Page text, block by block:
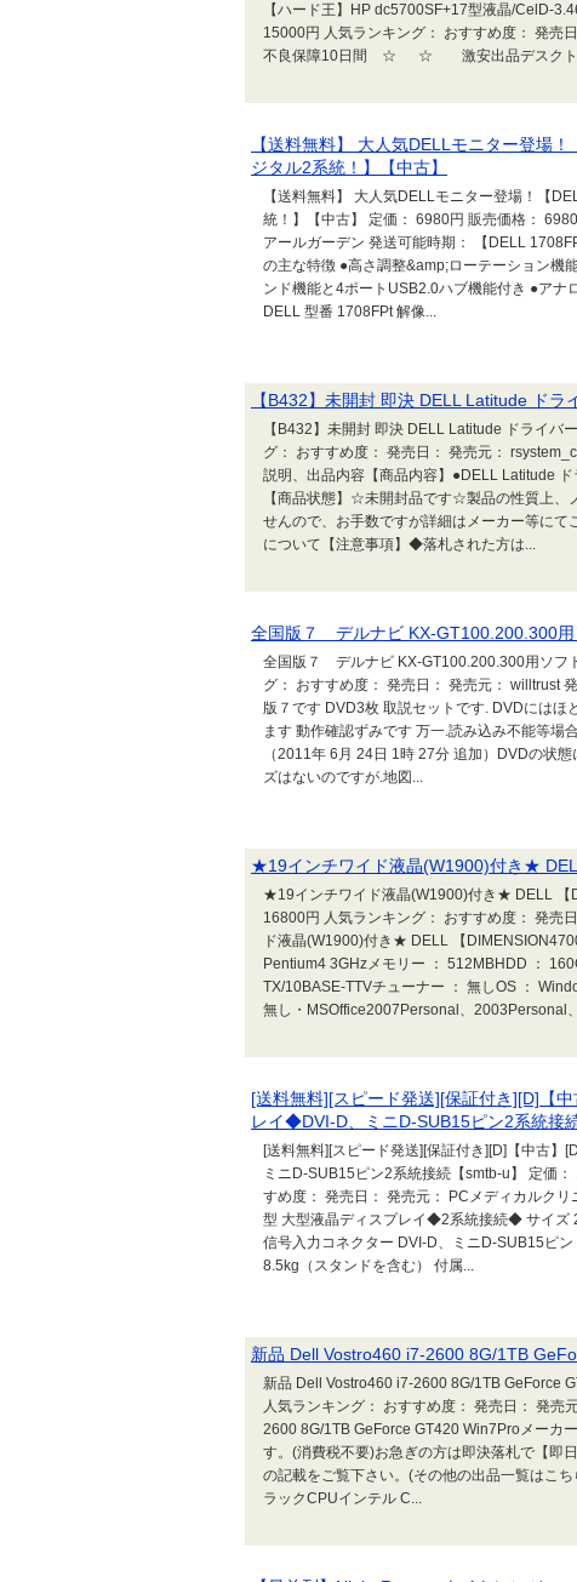
【ハード王】HP dc5700SF+17型液晶/CelD-
15000円 人気ランキング： おすすめ度：
不良保障10日間 ☆ ☆ 激安出品デスクト
【送料無料】 大人気DELLモニター登場
ジタル2系統！】【中古】
【送料無料】 大人気DELLモニター登場！【
統！】【中古】 定価： 6980円 販売価格：
アールガーデン 発送可能時期： 【DELL
の主な特徴 ●高さ調整&amp;ローテーション機
ンド機能と4ポートUSB2.0ハブ機能付き ●アナ
DELL 型番 1708FPt 解像...
【B432】未開封 即決 DELL Latitude ドラ
【B432】未開封 即決 DELL Latitude ドライバ
グ： おすすめ度： 発売日： 発売元：
説明、出品内容【商品内容】●DELL Latitude
【商品状態】☆未開封品です☆製品の性質上
せんので、お手数ですが詳細はメーカー等に
について【注意事項】◆落札された方は...
全国版７ デルナビ KX-GT100.200.300用
全国版７ デルナビ KX-GT100.200.300用ソフ
グ： おすすめ度： 発売日： 発売元： willtrust
版７です DVD3枚 取説セットです. DVDにはほ
ます 動作確認ずみです 万一.読み込み不能等場
（2011年 6月 24日 1時 27分 追加）DVDの状
ズはないのですが.地図...
★19インチワイド液晶(W1900)付き★
★19インチワイド液晶(W1900)付き★ DELL 【
16800円 人気ランキング： おすすめ度： 発売
ド液晶(W1900)付き★ DELL 【
Pentium4 3GHzメモリー ： 512MBHDD ：
TX/10BASE-TTVチューナー ： 無しOS ：
無し・MSOffice2007Personal、2003Personal
[送料無料][スピード発送][保証付き][D]【
レイ◆DVI-D、ミニD-SUB15ピン2系統接
[送料無料][スピード発送][保証付き][D]【中古
ミニD-SUB15ピン2系統接続【smtb-u】 定価
すめ度： 発売日： 発売元： PCメディカルク
型 大型液晶ディスプレイ◆2系統接続◆ サイズ
信号入力コネクター DVI-D、ミニD-SUB15ピ
8.5kg（スタンドを含む） 付属...
新品 Dell Vostro460 i7-2600 8G/1TB
新品 Dell Vostro460 i7-2600 8G/1TB GeForce
人気ランキング： おすすめ度： 発売日： 発
2600 8G/1TB GeForce GT420 Win7Proメーカ
す。(消費税不要)お急ぎの方は即決落札で【即
の記載をご覧下さい。(その他の出品一覧はこ
ラックCPUインテル C...